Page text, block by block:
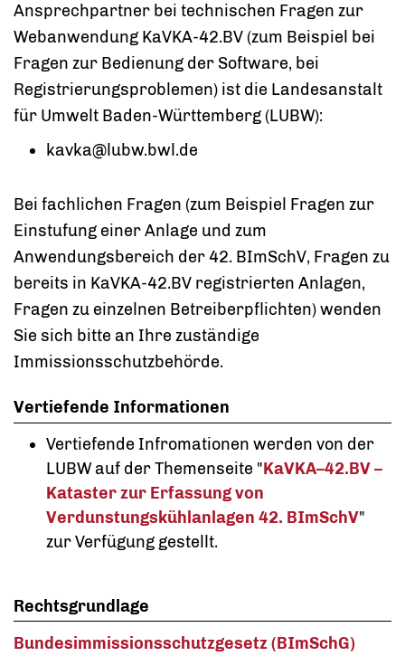
Ansprechpartner bei technischen Fragen zur
Webanwendung KaVKA-42.BV (zum Beispiel bei
Fragen zur Bedienung der Software, bei
Registrierungsproblemen) ist die Landesanstalt
für Umwelt Baden-Württemberg (LUBW):
kavka@lubw.bwl.de
Bei fachlichen Fragen (zum Beispiel Fragen zur
Einstufung einer Anlage und zum
Anwendungsbereich der 42. BImSchV, Fragen zu
bereits in KaVKA-42.BV registrierten Anlagen,
Fragen zu einzelnen Betreiberpflichten) wenden
Sie sich bitte an Ihre zuständige
Immissionsschutzbehörde.
Vertiefende Informationen
Vertiefende Infromationen werden von der
LUBW auf der Themenseite "KaVKA–42.BV –
Kataster zur Erfassung von
Verdunstungskühlanlagen 42. BImSchV"
zur Verfügung gestellt.
Rechtsgrundlage
Bundesimmissionsschutzgesetz (BImSchG)